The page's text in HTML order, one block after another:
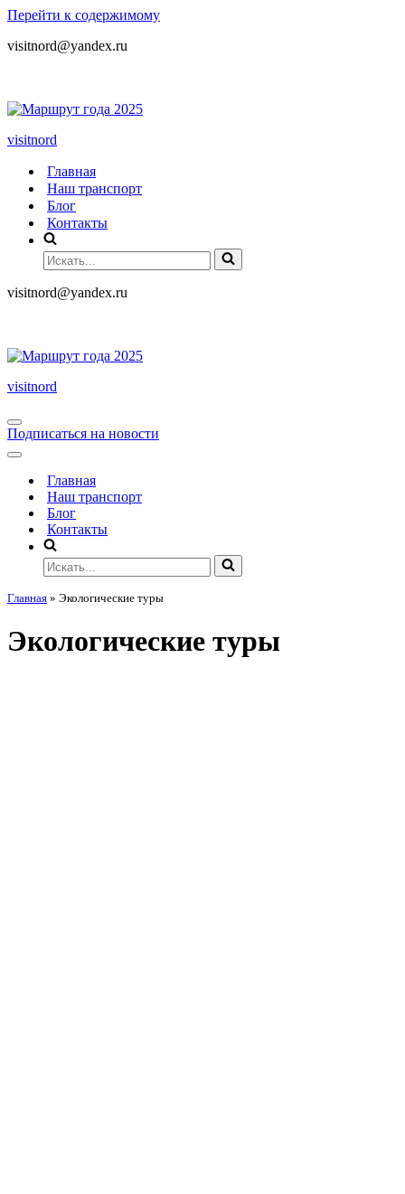
Перейти к содержимому
visitnord@yandex.ru
visitnord
Главная
Наш транспорт
Блог
Контакты
visitnord@yandex.ru
visitnord
Подписаться на новости
Главная
Наш транспорт
Блог
Контакты
Главная » Экологические туры
Экологические туры